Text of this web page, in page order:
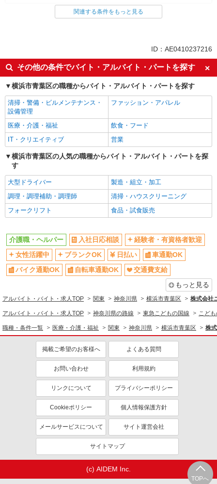
同じ雇用形態からこどもの国(神奈川)駅の求人を探す
同じ特徴からこどもの国(神奈川)駅の求人を探す
入社日応相談
経験者・有資格者歓迎
女性活躍中
ブランクOK
日払い
車通勤OK
バイク通勤OK
自転車通勤OK
交通費支給
社会保険あり
同じ職種から求人を探す
医療・介護・福祉
介護職・ヘルパー
同じ特徴から求人を探す
日払い
車通勤OK
交通費支給
社会保険あり
関連する条件をもっと見る
ID：AE0410237216
その他の条件でバイト・アルバイト・パートを探す
横浜市青葉区の職種からバイト・アルバイト・パートを探す
清掃・警備・ビルメンテナンス・
設備管理
ファッション・アパレル
医療・介護・福祉
飲食・フード
IT・クリエイティブ
営業
横浜市青葉区の人気の職種からバイト・アルバイト・パートを探
す
大型ドライバー
製造・組立・加工
調理・調理補助・調理師
清掃・ハウスクリーニング
フォークリフト
食品・試食販売
TOPへ
介護職・ヘルパー 入社日応相談
経験者・有資格者歓迎
女性活躍中
ブランクOK 日払い
車通勤OK
バイク通勤OK
自転車通勤OK
交通費支給
もっと見る
アルバイト・バイト・求人TOP 関東 神奈川県 横浜市青葉区 株式会社
アルバイト・バイト・求人TOP 神奈川県の路線 東急こどもの国線 こど
職種・条件一覧 医療・介護・福祉 関東 神奈川県 横浜市青葉区 株
掲載ご希望のお客様へ よくある質問
お問い合わせ 利用規約
リンクについて プライバシーポリシー
Cookieポリシー 個人情報保護方針
メールサービスについて サイト運営会社
サイトマップ
(c) AIDEM Inc.